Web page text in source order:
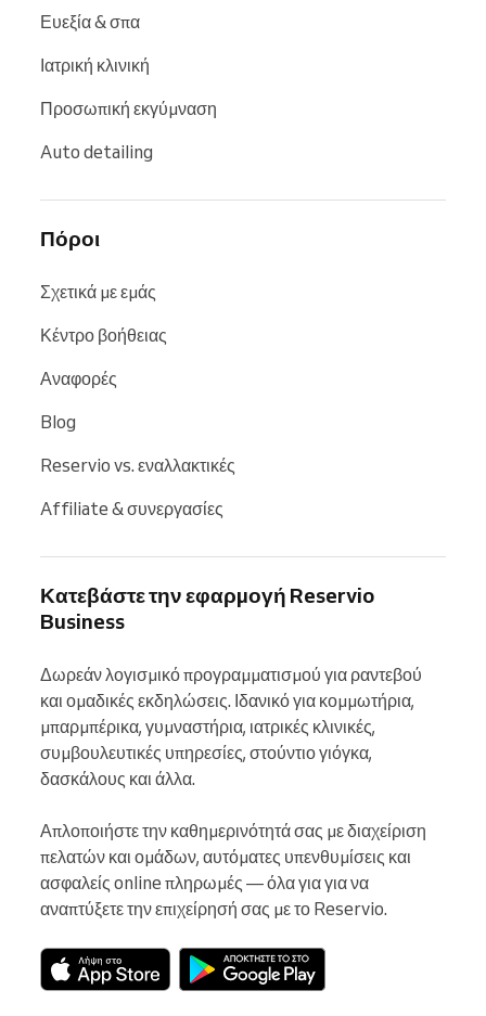
Ευεξία & σπα
Ιατρική κλινική
Προσωπική εκγύμναση
Auto detailing
Πόροι
Σχετικά με εμάς
Κέντρο βοήθειας
Αναφορές
Blog
Reservio vs. εναλλακτικές
Affiliate & συνεργασίες
Κατεβάστε την εφαρμογή Reservio
Business
Δωρεάν λογισμικό προγραμματισμού για ραντεβού
και ομαδικές εκδηλώσεις. Ιδανικό για κομμωτήρια,
μπαρμπέρικα, γυμναστήρια, ιατρικές κλινικές,
συμβουλευτικές υπηρεσίες, στούντιο γιόγκα,
δασκάλους και άλλα.
Απλοποιήστε την καθημερινότητά σας με διαχείριση
πελατών και ομάδων, αυτόματες υπενθυμίσεις και
ασφαλείς online πληρωμές — όλα για για να
αναπτύξετε την επιχείρησή σας με το Reservio.